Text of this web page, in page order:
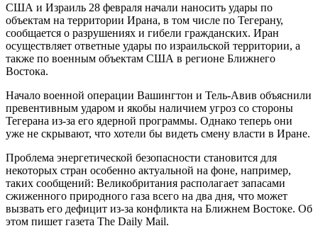
США и Израиль 28 февраля начали наносить удары по
объектам на территории Ирана, в том числе по Тегерану,
сообщается о разрушениях и гибели гражданских. Иран
осуществляет ответные удары по израильской территории, а
также по военным объектам США в регионе Ближнего
Востока.
Начало военной операции Вашингтон и Тель-Авив объяснили
превентивным ударом и якобы наличием угроз со стороны
Тегерана из-за его ядерной программы. Однако теперь они
уже не скрывают, что хотели бы видеть смену власти в Иране.
Проблема энергетической безопасности становится для
некоторых стран особенно актуальной на фоне, например,
таких сообщений: Великобритания располагает запасами
сжиженного природного газа всего на два дня, что может
вызвать его дефицит из-за конфликта на Ближнем Востоке. Об
этом пишет газета The Daily Mail.